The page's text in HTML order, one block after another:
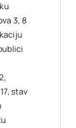
3, 8
stav